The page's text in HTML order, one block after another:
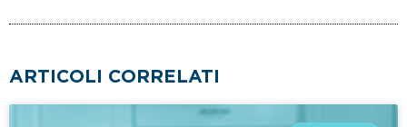
ARTICOLI CORRELATI